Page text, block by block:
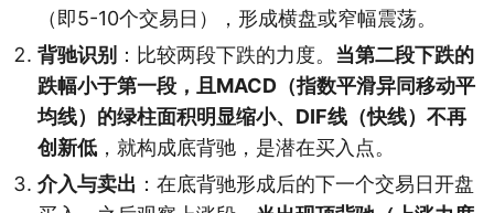
（即5-10个交易日），形成横盘或窄幅震荡。
背驰识别 ：比较两段下跌的力度。 当第二段下跌的
跌幅小于第一段，且MACD（指数平滑异同移动平
均线）的绿柱面积明显缩小、DIF线（快线）不再
创新低 ，就构成底背驰，是潜在买入点。
介入与卖出 ：在底背驰形成后的下一个交易日开盘